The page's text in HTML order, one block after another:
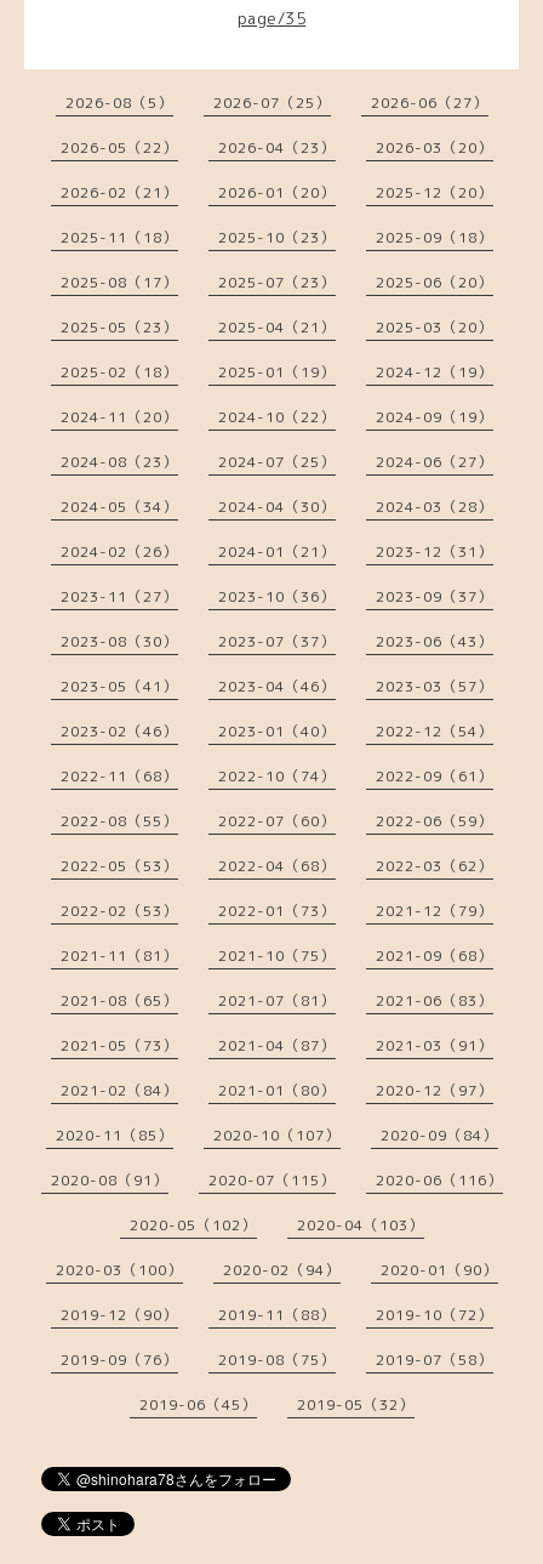
page/35
2026-08（5） 2026-07（25） 2026-06（27）
2026-05（22） 2026-04（23） 2026-03（20）
2026-02（21） 2026-01（20） 2025-12（20）
2025-11（18） 2025-10（23） 2025-09（18）
2025-08（17） 2025-07（23） 2025-06（20）
2025-05（23） 2025-04（21） 2025-03（20）
2025-02（18） 2025-01（19） 2024-12（19）
2024-11（20） 2024-10（22） 2024-09（19）
2024-08（23） 2024-07（25） 2024-06（27）
2024-05（34） 2024-04（30） 2024-03（28）
2024-02（26） 2024-01（21） 2023-12（31）
2023-11（27） 2023-10（36） 2023-09（37）
2023-08（30） 2023-07（37） 2023-06（43）
2023-05（41） 2023-04（46） 2023-03（57）
2023-02（46） 2023-01（40） 2022-12（54）
2022-11（68） 2022-10（74） 2022-09（61）
2022-08（55） 2022-07（60） 2022-06（59）
2022-05（53） 2022-04（68） 2022-03（62）
2022-02（53） 2022-01（73） 2021-12（79）
2021-11（81） 2021-10（75） 2021-09（68）
2021-08（65） 2021-07（81） 2021-06（83）
2021-05（73） 2021-04（87） 2021-03（91）
2021-02（84） 2021-01（80） 2020-12（97）
2020-11（85） 2020-10（107） 2020-09（84）
2020-08（91） 2020-07（115） 2020-06（116）
2020-05（102） 2020-04（103）
2020-03（100） 2020-02（94） 2020-01（90）
2019-12（90） 2019-11（88） 2019-10（72）
2019-09（76） 2019-08（75） 2019-07（58）
2019-06（45） 2019-05（32）